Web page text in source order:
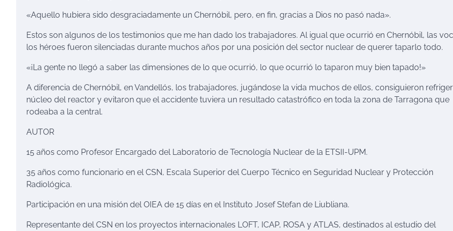
«Aquello hubiera sido desgraciadamente un Chernóbil, pero, en fin, gracias a Dios no pasó nada».
Estos son algunos de los testimonios que me han dado los trabajadores. Al igual que ocurrió en Chernóbil, las
los héroes fueron silenciadas durante muchos años por una posición del sector nuclear de querer taparlo todo.
«¡La gente no llegó a saber las dimensiones de lo que ocurrió, lo que ocurrió lo taparon muy bien tapado!»
A diferencia de Chernóbil, en Vandellós, los trabajadores, jugándose la vida muchos de ellos, consiguieron
núcleo del reactor y evitaron que el accidente tuviera un resultado catastrófico en toda la zona de Tarragona que
rodeaba a la central.
AUTOR
15 años como Profesor Encargado del Laboratorio de Tecnología Nuclear de la ETSII-UPM.
35 años como funcionario en el CSN, Escala Superior del Cuerpo Técnico en Seguridad Nuclear y Protección
Radiológica.
Participación en una misión del OIEA de 15 días en el Instituto Josef Stefan de Liubliana.
Representante del CSN en los proyectos internacionales LOFT, ICAP, ROSA y ATLAS, destinados al estudio del